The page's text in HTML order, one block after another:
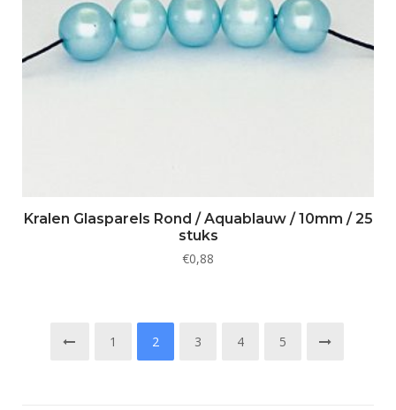
Kralen Glasparels Rond / Aquablauw / 10mm / 25
stuks
€0,88
1 2 3 4 5